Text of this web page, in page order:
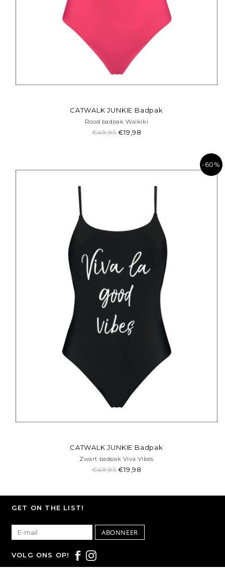
CATWALK JUNKIE Badpak
Rood badpak Waikiki
€49,95 €19,98
-60%
CATWALK JUNKIE Badpak
Zwart badpak Viva Vibes
€49,95 €19,98
GET ON THE LIST!
ABONNEER
VOLG ONS OP!